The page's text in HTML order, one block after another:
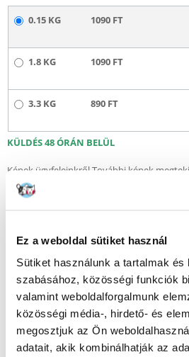
Ez a weboldal sütiket használ
Sütiket használunk a tartalmak
szabásához, közösségi funkciók
valamint weboldalforgalmunk
közösségi média-, hirdető- és
megosztjuk az Ön
adatait, akik kombinálhatják az
0.15 KG 1090 FT
1.8 KG 1090 FT
3.3 KG 890 FT
KÜLDÉS 48 ÓRÁN BELÜL
Képek ügyfeleinkrőlTovábbi képek
100% AZ ÜGYFELEK AJÁNLJÁK